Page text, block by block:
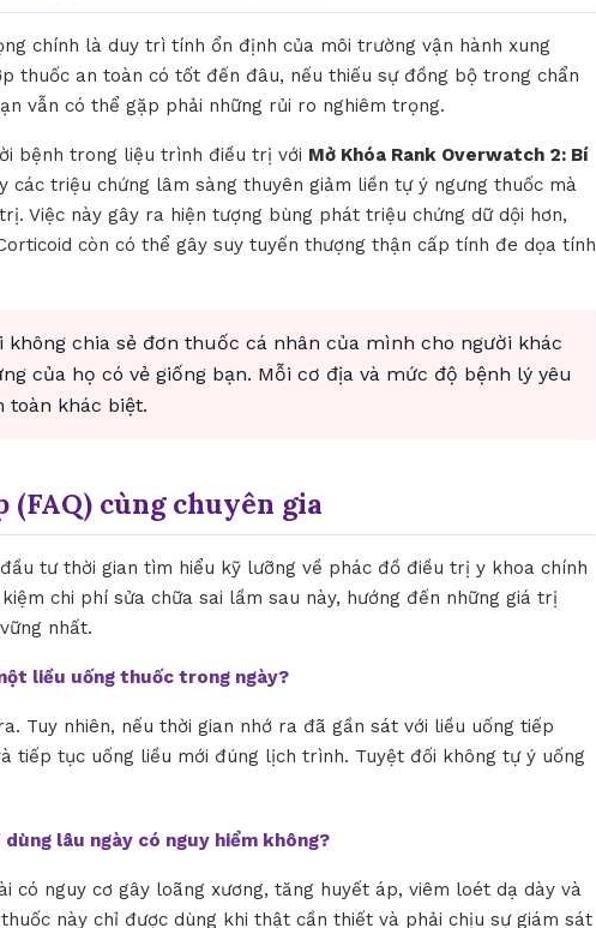
chính là duy trì tính ổn định của môi trường vận hành xung
thuốc an toàn có tốt đến đâu, nếu thiếu sự đồng bộ trong chẩn
vẫn có thể gặp phải những rủi ro nghiêm trọng.
bệnh trong liệu trình điều trị với Mở Khóa Rank Overwatch 2: Bí
các triệu chứng lâm sàng thuyên giảm liền tự ý ngưng thuốc mà
Việc này gây ra hiện tượng bùng phát triệu chứng dữ dội hơn,
còn có thể gây suy tuyến thượng thận cấp tính đe dọa tính
không chia sẻ đơn thuốc cá nhân của mình cho người khác
của họ có vẻ giống bạn. Mỗi cơ địa và mức độ bệnh lý yêu
toàn khác biệt.
(FAQ) cùng chuyên gia
tư thời gian tìm hiểu kỹ lưỡng về phác đồ điều trị y khoa chính
chi phí sửa chữa sai lầm sau này, hướng đến những giá trị
nhất.
liều uống thuốc trong ngày?
Tuy nhiên, nếu thời gian nhớ ra đã gần sát với liều uống tiếp
tiếp tục uống liều mới đúng lịch trình. Tuyệt đối không tự ý uống
lâu ngày có nguy hiểm không?
có nguy cơ gây loãng xương, tăng huyết áp, viêm loét dạ dày và
này chỉ được dùng khi thật cần thiết và phải chịu sự giám sát